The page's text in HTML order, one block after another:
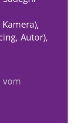
Autor),
vom